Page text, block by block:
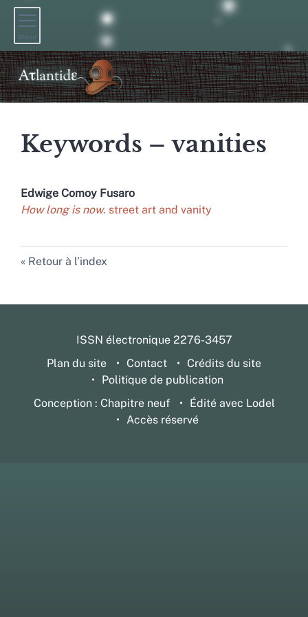
Menu
Keywords – vanities
Edwige Comoy Fusaro
How long is now. street art and vanity
Retour à l’index
ISSN électronique 2276-3457
Plan du site
Contact
Crédits du site
Politique de publication
Conception : Chapitre neuf
Édité avec Lodel
Accès réservé